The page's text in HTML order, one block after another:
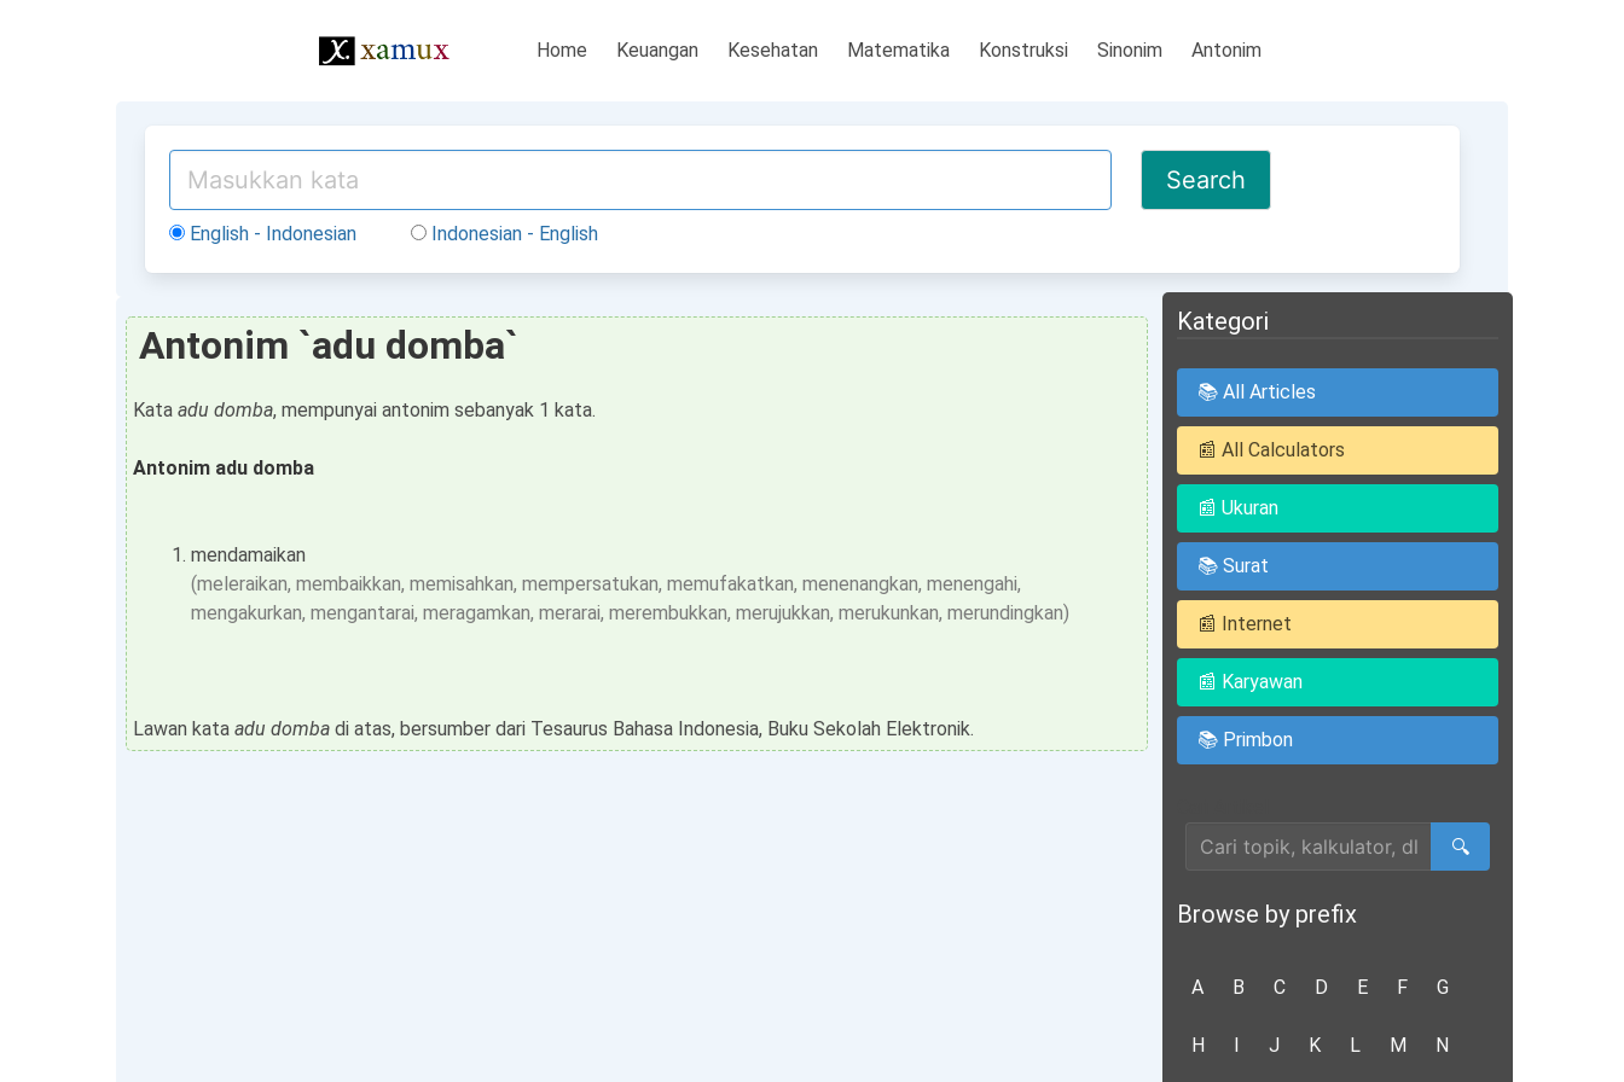
Home Keuangan Kesehatan Matematika Konstruksi Sinonim Antonim
English - Indonesian Indonesian - English
Antonim `adu domba`
Kata adu domba, mempunyai antonim sebanyak 1 kata.
Antonim adu domba
mendamaikan
(meleraikan, membaikkan, memisahkan, mempersatukan, memufakatkan, menenangkan, menengahi,
mengakurkan, mengantarai, meragamkan, merarai, merembukkan, merujukkan, merukunkan, merundingkan)
Lawan kata adu domba di atas, bersumber dari Tesaurus Bahasa Indonesia, Buku Sekolah Elektronik.
Kategori
📚 All Articles
📰 All Calculators
📰 Ukuran
📚 Surat
📰 Internet
📰 Karyawan
📚 Primbon
🔍
Browse by prefix
A B C D E F G
H I J K L M N